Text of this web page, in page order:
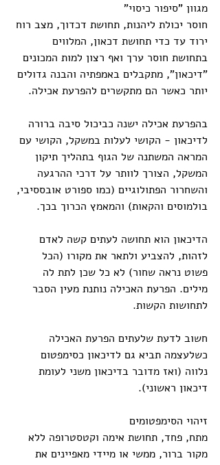
מגוון "סיפור כיסוי"
חוסר יכולת ליהנות, תחושת דכדוך, מצב רוח
ירוד עד כדי תחושת דכאון, המלווים
בתחושת חוסר ערך ואף רצון למות המכונים
"דיכאון", מתקבלים באמפתיה והבנה גדולים
יותר כאשר הם מתקשרים להפרעת אכילה.
בהפרעת אכילה ישנה כביכול סיבה ברורה
לדיכאון - הקושי לעלות במשקל, הקושי עם
המראה המשתנה של הגוף בתהליך תיקון
המשקל, הצורך לוותר על דרכי ההרגעה
והשחרור הפתולוגיים (כמו ספורט אובססיבי,
בולמוסים והקאות) והמאמץ הכרוך בכך.
הדיכאון הוא תחושה לעתים קשה לאדם
לזהות, להצביע ולתאר את מקורו (הכל
פשוט נראה שחור) לא כל שכן לתת לה
מילים. הפרעת האכילה נותנת מעין הסבר
לתחושות הקשות.
חשוב לדעת שלעתים הפרעת האכילה
כשלעצמה תביא גם לדיכאון כסימפטום
נלווה (ואז מדובר בדיכאון משני לעומת
דיכאון ראשוני).
זיהוי הסימפטומים
מתח, פחד, תחושת אימה וקטסטרופה ללא
מקור ברור, ממשי או מיידי מאפיינים את